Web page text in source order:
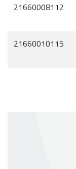
21660008112
21660010115